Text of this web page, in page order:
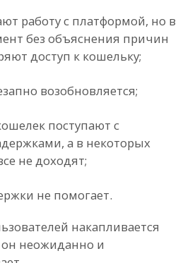
работу с платформой, но в
без объяснения причин
доступ к кошельку;
возобновляется;
поступают с
а в некоторых
не доходят;
не помогает.
накапливается
неожиданно и